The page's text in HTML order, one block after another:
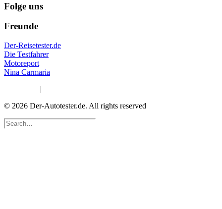
Folge uns
Freunde
Der-Reisetester.de
Die Testfahrer
Motoreport
Nina Carmaria
|
© 2026 Der-Autotester.de. All rights reserved